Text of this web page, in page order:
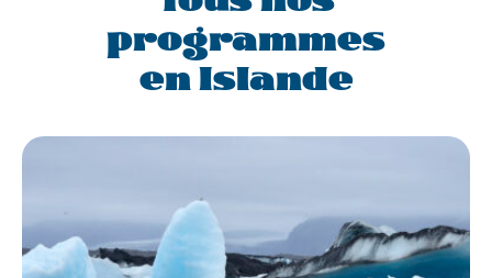
programmes
en Islande